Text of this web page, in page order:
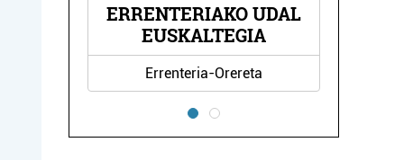
ERRENTERIAKO UDAL
EUSKALTEGIA
Errenteria-Orereta